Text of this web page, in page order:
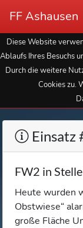
FF Ashausen
Diese Website
Ablaufs Ihres Besuchs
Durch die weitere
Cookies zu.
Einsatz
FW2 in
Heute wurden
Obstwiese“
große Fläche